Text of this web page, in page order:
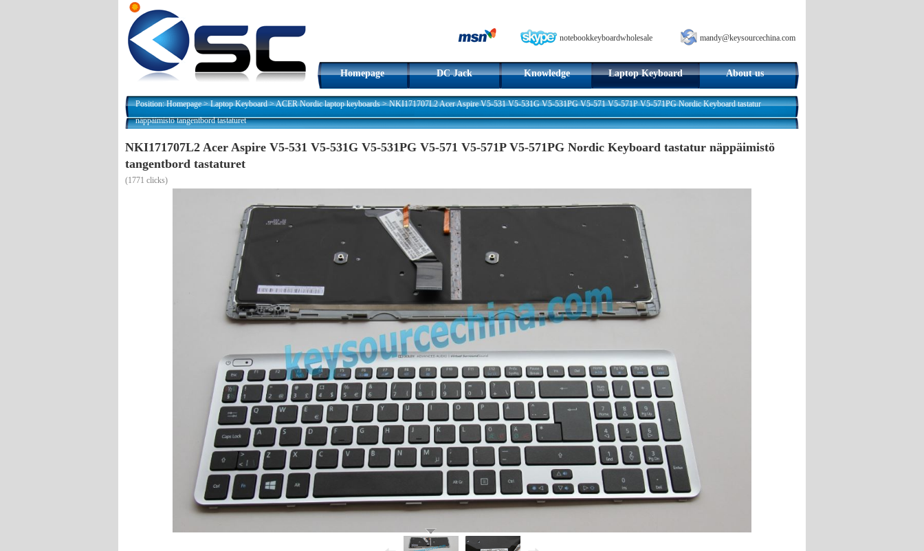
notebookkeyboardwholesale mandy@keysourcechina.com
Homepage DC Jack Knowledge Laptop Keyboard About us
Position:Homepage>Laptop Keyboard>ACER Nordic laptop keyboards>NKI171707L2 Acer Aspire V5-531 V5-531G V5-531PG V5-571 V5-571P V5-571PG Nordic Keyboard tastatur
näppäimistö tangentbord tastaturet
NKI171707L2 Acer Aspire V5-531 V5-531G V5-531PG V5-571 V5-571P V5-571PG Nordic Keyboard tastatur näppäimistö
tangentbord tastaturet
(1771 clicks)